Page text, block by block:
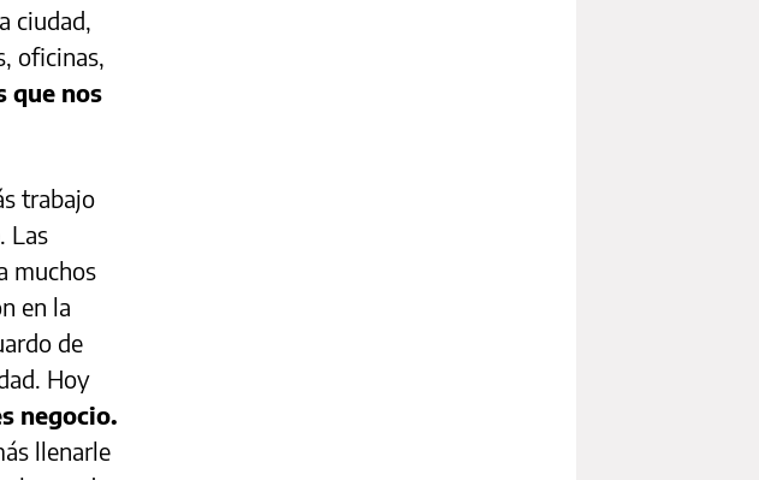
ciudad,
oficinas,
que nos
trabajo
Las
muchos
en la
de
Hoy
negocio.
llenarle